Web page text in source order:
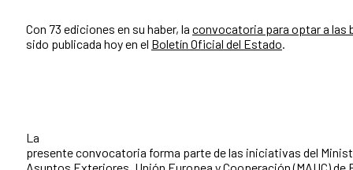
Con 73 ediciones en su haber, la convocatoria para optar a las
sido publicada hoy en el Boletín Oficial del Estado.
La
presente convocatoria forma parte de las iniciativas del